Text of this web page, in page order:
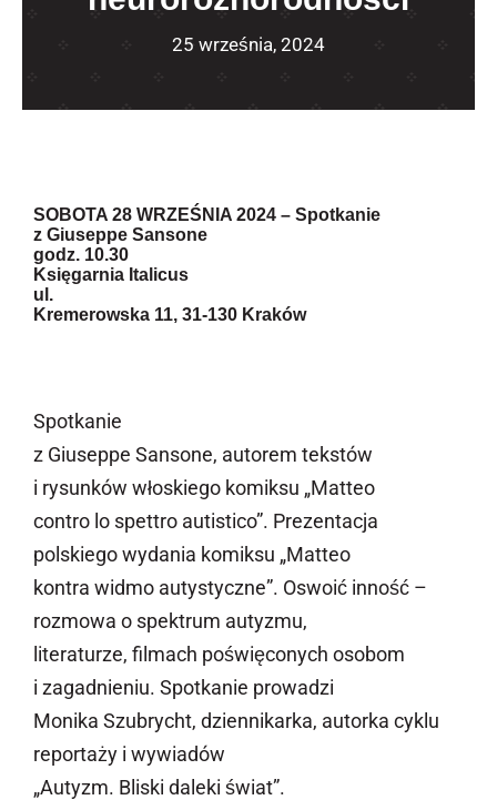
Kontakt
25 września, 2024
SOBOTA 28 WRZEŚNIA 2024 – Spotkanie
z Giuseppe Sansone
godz. 10.30
Księgarnia Italicus
ul.
Kremerowska 11, 31-130 Kraków
Spotkanie
z Giuseppe Sansone, autorem tekstów
i rysunków włoskiego komiksu „Matteo
contro lo spettro autistico”. Prezentacja
polskiego wydania komiksu „Matteo
kontra widmo autystyczne”. Oswoić inność –
rozmowa o spektrum autyzmu,
literaturze, filmach poświęconych osobom
i zagadnieniu. Spotkanie prowadzi
Monika Szubrycht, dziennikarka, autorka cyklu
reportaży i wywiadów
„Autyzm. Bliski daleki świat”.